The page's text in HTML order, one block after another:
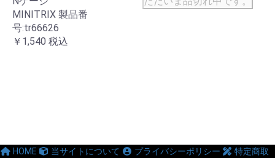
MINITRIX 製品番
号:tr66626
￥1,540 税込
HOME 当サイトについて プライバシーポリシー 特定商取